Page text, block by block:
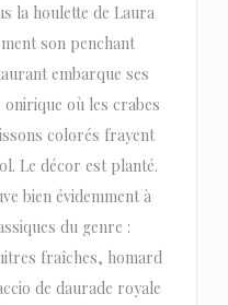
la houlette de Laura
son penchant
embarque ses
où les crabes
colorés frayent
Le décor est planté.
bien évidemment à
du genre :
fraîches, homard
de daurade royale